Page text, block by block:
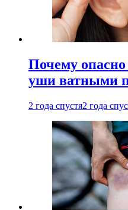
Почему
уши ватными
2 года спустя2 года